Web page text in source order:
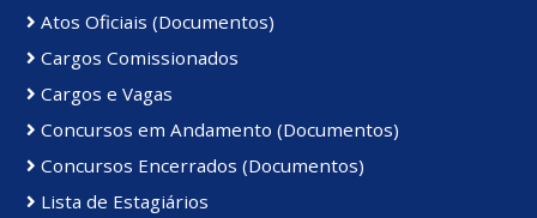
Atos Oficiais (Documentos)
Cargos Comissionados
Cargos e Vagas
Concursos em Andamento (Documentos)
Concursos Encerrados (Documentos)
Lista de Estagiários